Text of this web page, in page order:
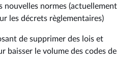
nouvelles normes (actuellement
les décrets règlementaires)
de supprimer des lois et
baisser le volume des codes de